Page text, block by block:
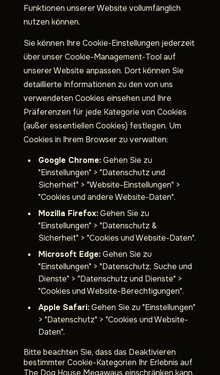
Funktionen unserer Website vollumfänglich
nutzen können.
Sie können Ihre Cookie-Einstellungen jederzeit
über unser Cookie-Management-Tool auf
unserer Website anpassen. Dort können Sie
detaillierte Informationen zu den von uns
verwendeten Cookies einsehen und Ihre
Präferenzen für jede Kategorie von Cookies
(außer essentiellen Cookies) festlegen. Um
Cookies in Ihrem Browser zu verwalten:
Google Chrome:Gehen Sie zu
"Einstellungen" > "Datenschutz und
Sicherheit" > "Website-Einstellungen" >
"Cookies und andere Website-Daten".
Mozilla Firefox:Gehen Sie zu
"Einstellungen" > "Datenschutz &
Sicherheit" > "Cookies und Website-Daten".
Microsoft Edge:Gehen Sie zu
"Einstellungen" > "Datenschutz, Suche und
Dienste" > "Datenschutz und Dienste" >
"Cookies und Website-Berechtigungen".
Apple Safari:Gehen Sie zu "Einstellungen"
> "Datenschutz" > "Cookies und Website-
Daten".
Bitte beachten Sie, dass das Deaktivieren
bestimmter Cookie-Kategorien Ihr Erlebnis auf
The Dog House Megaways einschränken kann.